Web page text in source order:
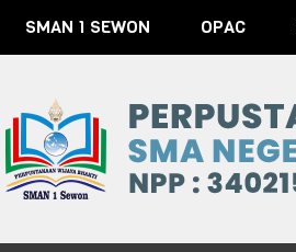
SMAN 1 SEWON OPAC